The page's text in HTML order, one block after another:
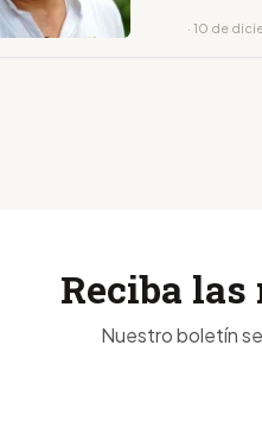
· 10 de
Reciba
Nuestro boletín